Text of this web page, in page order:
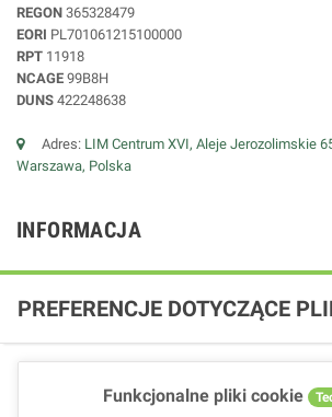
REGON 365328479
EORI PL701061215100000
RPT 11918
NCAGE 99B8H
DUNS 422248638
Adres: LIM Centrum XVI, Aleje Jerozolimskie
Warszawa, Polska
INFORMACJA
PREFERENCJE DOTYCZĄCE
Funkcjonalne pliki cookie